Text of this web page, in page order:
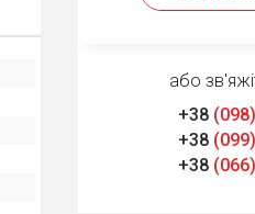
або
+38 (098)
+38 (099)
+38 (066)